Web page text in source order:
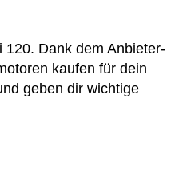
Dank dem Anbieter-
kaufen für dein
geben dir wichtige